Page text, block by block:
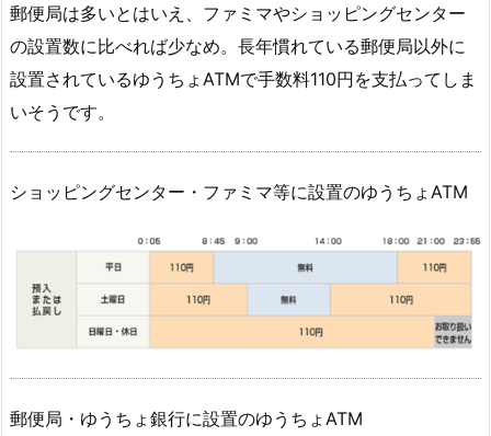
郵便局は多いとはいえ、ファミマやショッピングセンター
の設置数に比べれば少なめ。長年慣れている郵便局以外に
設置されているゆうちょATMで手数料110円を支払ってしま
いそうです。
ショッピングセンター・ファミマ等に設置のゆうちょATM
郵便局・ゆうちょ銀行に設置のゆうちょATM